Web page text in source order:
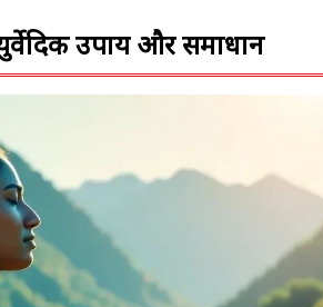
उपाय और समाधान